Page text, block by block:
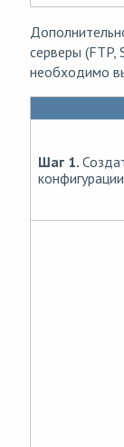
серверы (FTP,
необходимо
Шаг 1.
конфигурации